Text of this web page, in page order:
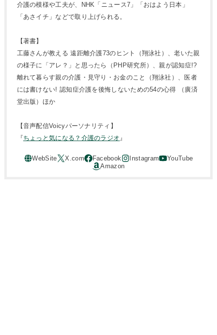
介護の模様や工夫が、NHK「ニュース7」「おはよう日本」
「あさイチ」などで取り上げられる。
【著書】
工藤さんが教える 遠距離介護73のヒント（翔泳社）、老いた親
の様子に「アレ？」と思ったら（PHP研究所）、親が認知症!?
離れて暮らす親の介護・見守り・お金のこと（翔泳社）、医者
には書けない! 認知症介護を後悔しないための54の心得 （廣済
堂出版）ほか
【音声配信Voicyパーソナリティ】
『ちょっと気になる？介護のラジオ 』